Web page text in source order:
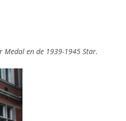
Medal en de 1939-1945 Star.